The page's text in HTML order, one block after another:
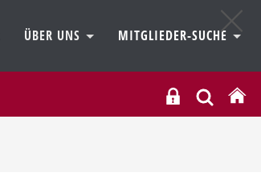
ÜBER UNS MITGLIEDER-SUCHE